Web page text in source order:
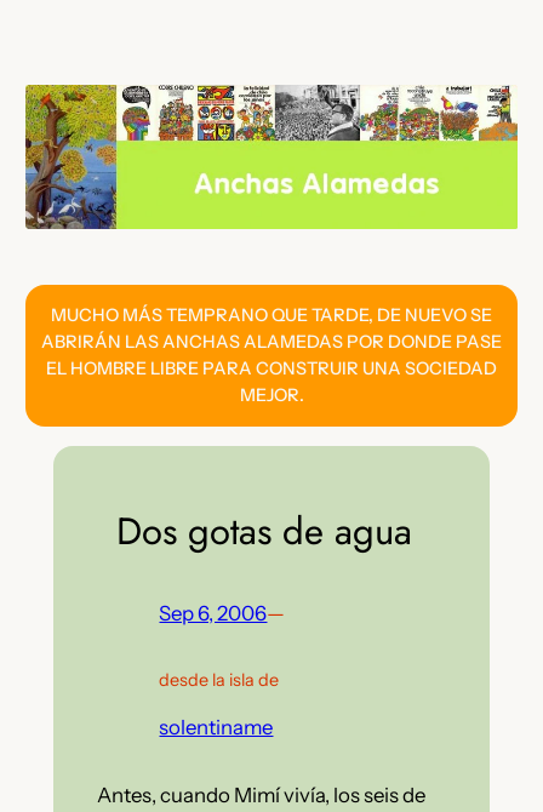
contenido
MUCHO MÁS TEMPRANO QUE TARDE, DE NUEVO SE
ABRIRÁN LAS ANCHAS ALAMEDAS POR DONDE PASE
EL HOMBRE LIBRE PARA CONSTRUIR UNA SOCIEDAD
MEJOR.
Dos gotas de agua
Sep 6, 2006—
desde la isla de
solentiname
Antes, cuando Mimí vivía, los seis de